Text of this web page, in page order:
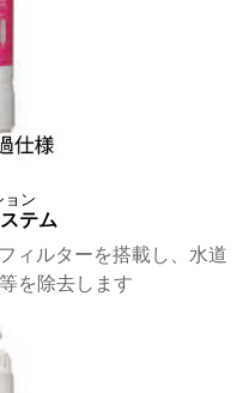
ョン
テム
ィルターを搭載し、水道
を除去します